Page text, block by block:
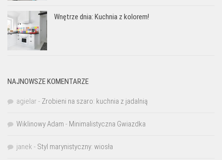
Wnętrze dnia: Kuchnia z kolorem!
NAJNOWSZE KOMENTARZE
agielar - Zrobieni na szaro: kuchnia z jadalnią
Wiklinowy Adam - Minimalistyczna Gwiazdka
janek - Styl marynistyczny: wiosła